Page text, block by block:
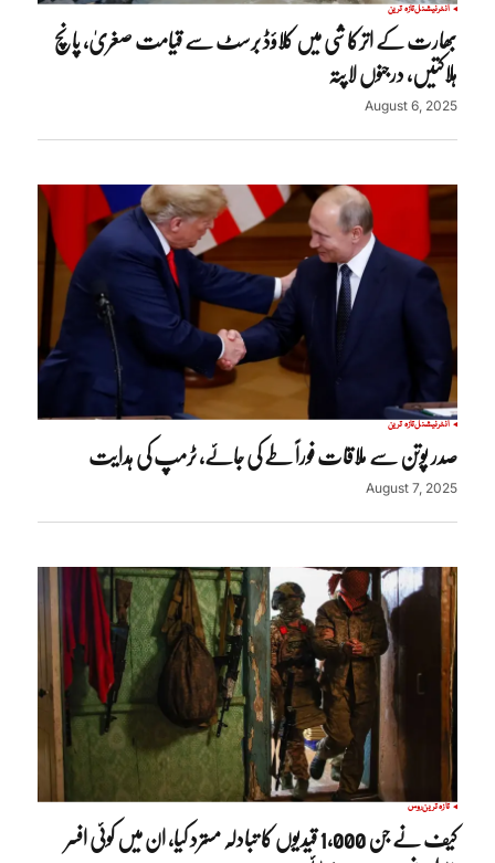
انٹرنیشنلتازہ ترین
بھارت کے اترکاشی میں کلاؤڈ برسٹ سے قیامت صغریٰ، پانچ
ہلاکتیں، درجنوں لاپتہ
August 6, 2025
انٹرنیشنلتازہ ترین
صدر پوتن سے ملاقات فوراً طے کی جائے، ٹرمپ کی ہدایت
August 7, 2025
تازہ ترینروس
کیف نے جن 1,000 قیدیوں کا تبادلہ مسترد کیا، ان میں کوئی افسر